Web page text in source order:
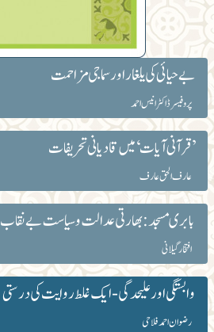
بے حیائی کی یلغار اور سماجی مزاحمت
پروفیسر ڈاکٹر انیس احمد
’ قرآنی آیات‘ میں قادیانی تحریفات
عارف الحق عارف
بابری مسجد: بھارتی عدالت و سیاست بے نقاب
افتخار گیلانی
وابستگی اور علیحدگی - ایک غلط روایت کی درستی
رضوان احمد فلاحی